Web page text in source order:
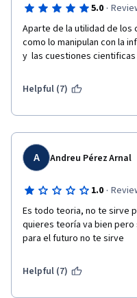
5.0 ·
Aparte de la utilidad de los
como lo manipulan con la
y  las cuestiones
Helpful (7)
A Andreu Pérez Arnal
1.0 ·
Es todo teoria, no te sirve
quieres teoría va bien
para el futuro no te sirve
Helpful (7)